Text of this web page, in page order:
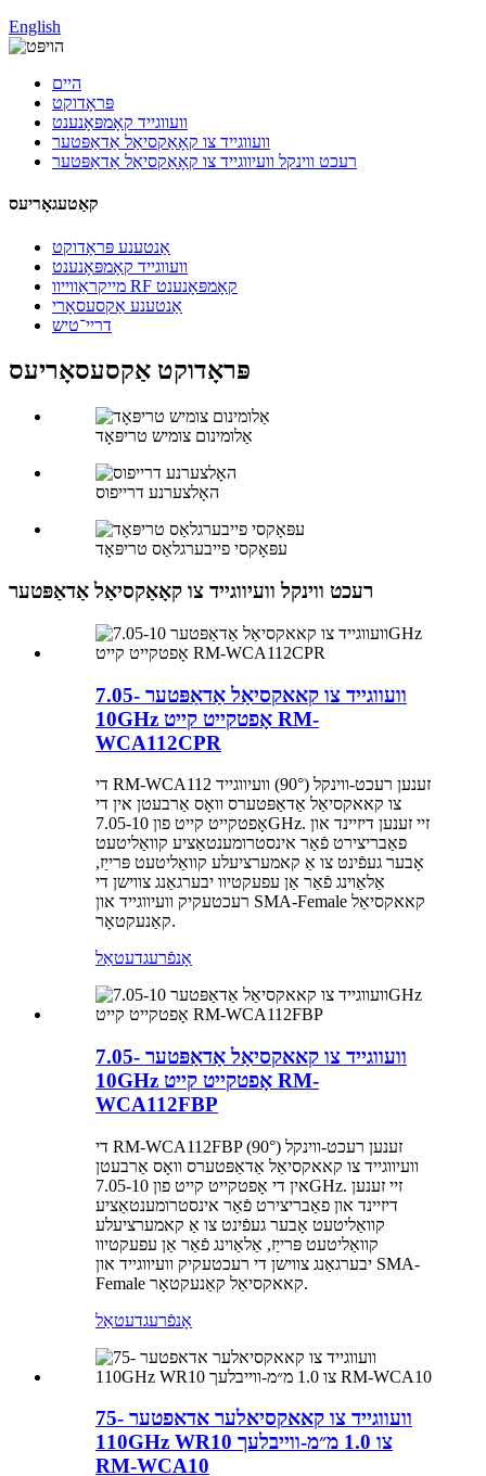
English
היים
פּראָדוקט
וועווגייד קאָמפּאָנענט
וועווגייד צו קאָאַקסיאַל אַדאַפּטער
רעכט ווינקל וועיווגייד צו קאָאַקסיאַל אַדאַפּטער
קאַטעגאָריעס
אַנטענע פּראָדוקט
וועווגייד קאָמפּאָנענט
מייקראַווייוו RF קאָמפּאָנענט
אַנטענע אַקסעסאָרי
דריי־טיש
פּראָדוקט אַקסעסאָריעס
אַלומינום צומיש טריפּאָד
האָלצערנע דרייפוס
עפּאָקסי פייבערגלאַס טריפּאָד
רעכט ווינקל וועיווגייד צו קאָאַקסיאַל אַדאַפּטער
וועווגייד צו קאאקסיאַל אַדאַפּטער 7.05-
10GHz אָפטקייט קייט RM-
WCA112CPR
די RM-WCA112 זענען רעכט-ווינקל (90°) וועיווגייד
צו קאאקסיאַל אַדאַפּטערס וואָס אַרבעטן אין די
אָפטקייט קייט פון 7.05-10GHz. זיי זענען דיזיינד און
פאַבריצירט פֿאַר אינסטרומענטאַציע קוואַליטעט
אָבער געפֿינט צו אַ קאמערציעלע קוואַליטעט פּרייַז,
אַלאַוינג פֿאַר אַן עפעקטיוו יבערגאַנג צווישן די
רעכטעקיק וועיווגייד און SMA-Female קאאקסיאַל
קאַנעקטאָר.
אָנפֿרעגדעטאַל
וועווגייד צו קאאקסיאַל אַדאַפּטער 7.05-
10GHz אָפטקייט קייט RM-
WCA112FBP
די RM-WCA112FBP זענען רעכט-ווינקל (90°)
וועיווגייד צו קאאקסיאַל אַדאַפּטערס וואָס אַרבעטן
אין די אָפטקייט קייט פון 7.05-10GHz. זיי זענען
דיזיינד און פאַבריצירט פֿאַר אינסטרומענטאַציע
קוואַליטעט אָבער געפֿינט צו אַ קאמערציעלע
קוואַליטעט פּרייַז, אַלאַוינג פֿאַר אַן עפעקטיוו
יבערגאַנג צווישן די רעכטעקיק וועיווגייד און SMA-
Female קאאקסיאַל קאַנעקטאָר.
אָנפֿרעגדעטאַל
וועווגייד צו קאאקסיאלער אדאפטער 75-
110GHz WR10 צו 1.0 מ״מ-ווייבלעך
RM-WCA10